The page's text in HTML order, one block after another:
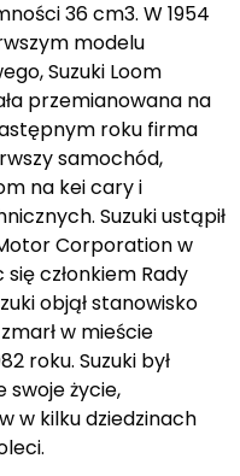
36 cm3. W 1954
modelu
Suzuki Loom
przemianowana na
roku firma
samochód,
na kei cary i
Suzuki ustąpił
Corporation w
członkiem Rady
objął stanowisko
w mieście
roku. Suzuki był
swoje życie,
w kilku dziedzinach